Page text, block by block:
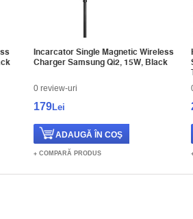
Incarcator Single Magnetic Wireless
Charger Samsung Qi2, 15W, Black
0 review-uri
179Lei
COMPARĂ PRODUS